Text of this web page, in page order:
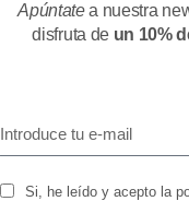
Apúntatea nuestra
disfruta de un 10%
Si, he leído y acepto la